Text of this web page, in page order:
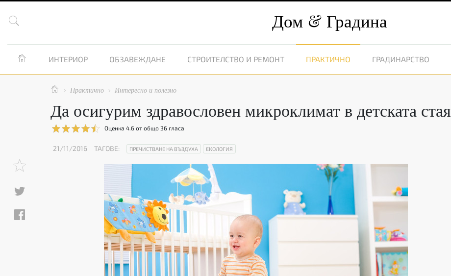
 Дом Градина
 ИНТЕРИОР ОБЗАВЕЖДАНЕ СТРОИТЕЛСТВО И РЕМОНТ ПРАКТИЧНО ГРАДИНАРСТВО
  Практично  Интересно и полезно
Да осигурим здравословен микроклимат в детската стая
Оценка 4.6от общо 36гласа
21/11/2016 ТАГОВЕ: ПРЕЧИСТВАНЕ НА ВЪЗДУХА ЕКОЛОГИЯ